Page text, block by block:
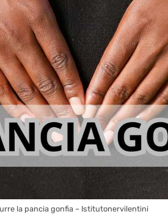
la pancia gonfia – Istitutonervilentini